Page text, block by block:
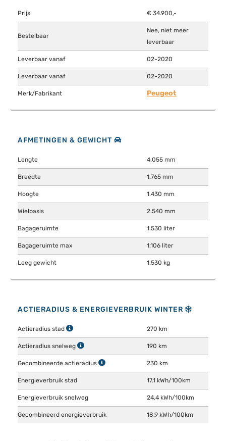
Prijs € 34.900,-
Bestelbaar
Nee, niet meer
leverbaar
Leverbaar vanaf 02-2020
Leverbaar vanaf 02-2020
Merk/Fabrikant Peugeot
AFMETINGEN & GEWICHT
Lengte 4.055 mm
Breedte 1.765 mm
Hoogte 1.430 mm
Wielbasis 2.540 mm
Bagageruimte 1.530 liter
Bagageruimte max 1.106 liter
Leeg gewicht 1.530 kg
ACTIERADIUS & ENERGIEVERBRUIK WINTER
Actieradius stad 270 km
Actieradius snelweg 190 km
Gecombineerde actieradius 230 km
Energieverbruik stad 17.1 kWh/100km
Energieverbruik snelweg 24.4 kWh/100km
Gecombineerd energieverbruik 18.9 kWh/100km